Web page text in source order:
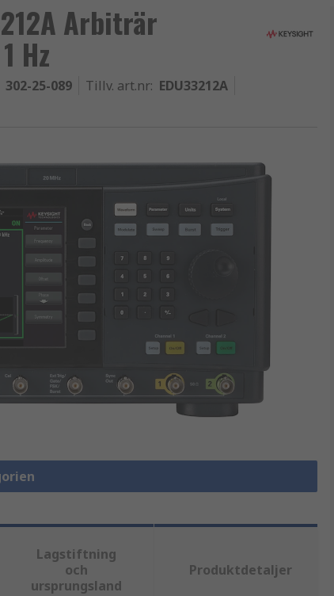
Arbiträr
Hz
302-25-089 Tillv. art.nr: EDU33212A
Lagstiftning
och
ursprungsland
Produktdetaljer